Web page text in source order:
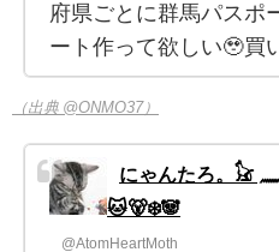
府県ごとに群馬パスポ
ート作って欲しい🥹買
（出典 @ONMO37）
にゃんたろ。𓃠
🐱🐻‍❄️🐼
@AtomHeartMoth